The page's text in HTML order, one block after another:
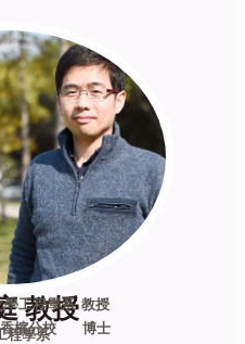
教授
程學系
學工程學系 教授
檳分校
博士